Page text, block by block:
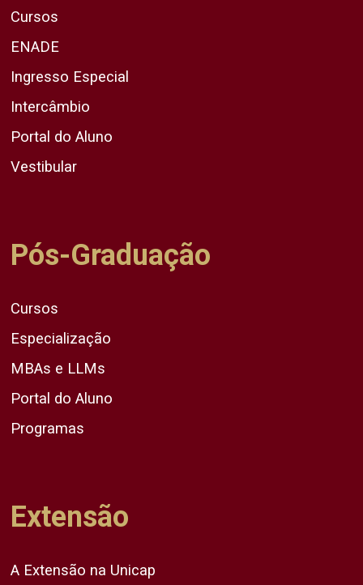
Cursos
ENADE
Ingresso Especial
Intercâmbio
Portal do Aluno
Vestibular
Pós-Graduação
Cursos
Especialização
MBAs e LLMs
Portal do Aluno
Programas
Extensão
A Extensão na Unicap